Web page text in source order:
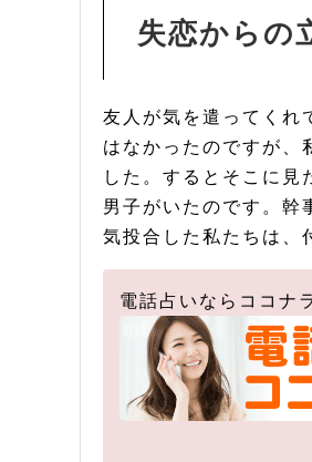
失恋からの
友人が気を遣ってくれ
はなかったのですが、
した。するとそこに見
男子がいたのです。幹
気投合した私たちは、
電話占いならココナ